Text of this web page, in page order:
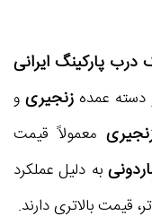
پارکینگ ایرانی
عمده زنجیریو
معمولاً قیمت
به دلیل عملکرد
قیمت بالاتری دارند.